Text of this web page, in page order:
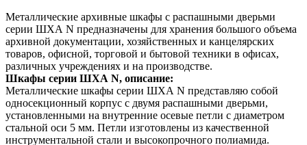
Металлические архивные шкафы с распашными дверьми
серии ШХА N предназначены для хранения большого объема
архивной документации, хозяйственных и канцелярских
товаров, офисной, торговой и бытовой техники в офисах,
различных учреждениях и на производстве.
Шкафы серии ШХА N, описание:
Металлические шкафы серии ШХА N представляю собой
односекционный корпус с двумя распашными дверьми,
установленными на внутренние осевые петли с диаметром
стальной оси 5 мм. Петли изготовлены из качественной
инструментальной стали и высокопрочного полиамида.